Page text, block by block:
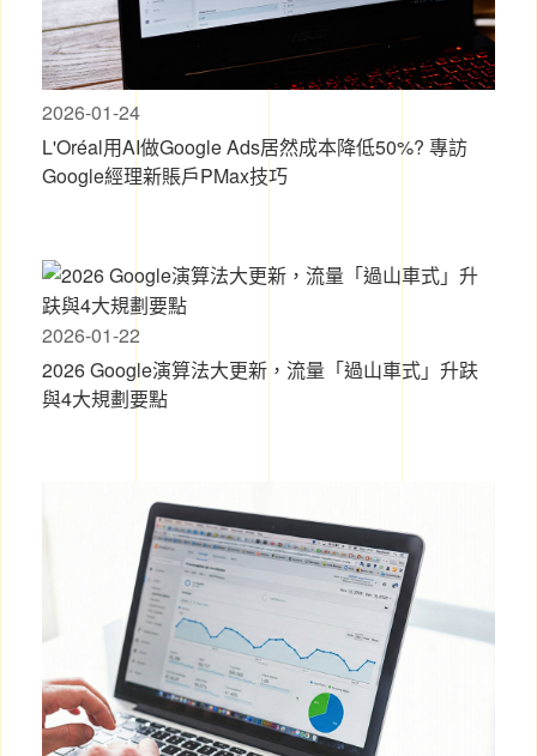
2026-01-24
L'Oréal用AI做Google Ads居然成本降低50%? 專訪
Google經理新賬戶PMax技巧
2026-01-22
2026 Google演算法大更新，流量「過山車式」升趺
與4大規劃要點